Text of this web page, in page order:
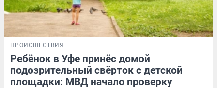
ПРОИСШЕСТВИЯ
Ребёнок в Уфе принёс домой
подозрительный свёрток с детской
площадки: МВД начало проверку